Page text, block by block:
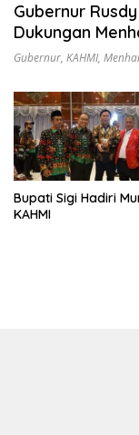
Gubernur
Dukungan
Gubernur, KAHMI,
Bupati Sigi Hadiri
KAHMI